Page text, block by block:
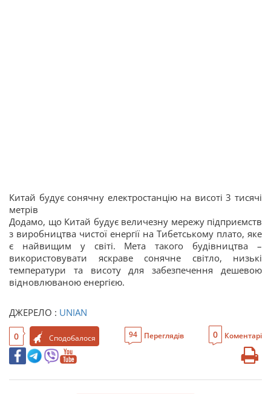
Китай будує сонячну електростанцію на висоті 3 тисячі
метрів
Додамо, що Китай будує величезну мережу підприємств
з виробництва чистої енергії на Тибетському плато, яке
є найвищим у світі. Мета такого будівництва –
використовувати яскраве сонячне світло, низькі
температури та висоту для забезпечення дешевою
відновлюваною енергією.
ДЖЕРЕЛО : UNIAN
0 Сподобалося 94 Переглядів 0 Коментарі